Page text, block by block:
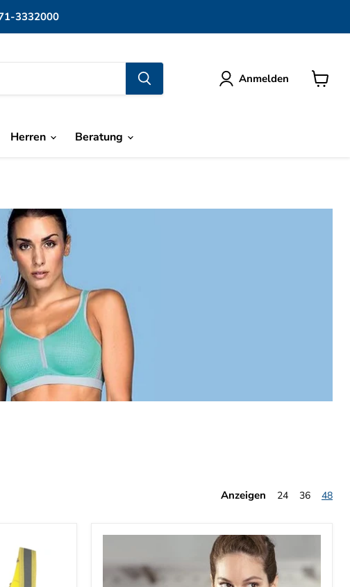
3332000
Anmelden
Herren Beratung
Anzeigen 24 36 48